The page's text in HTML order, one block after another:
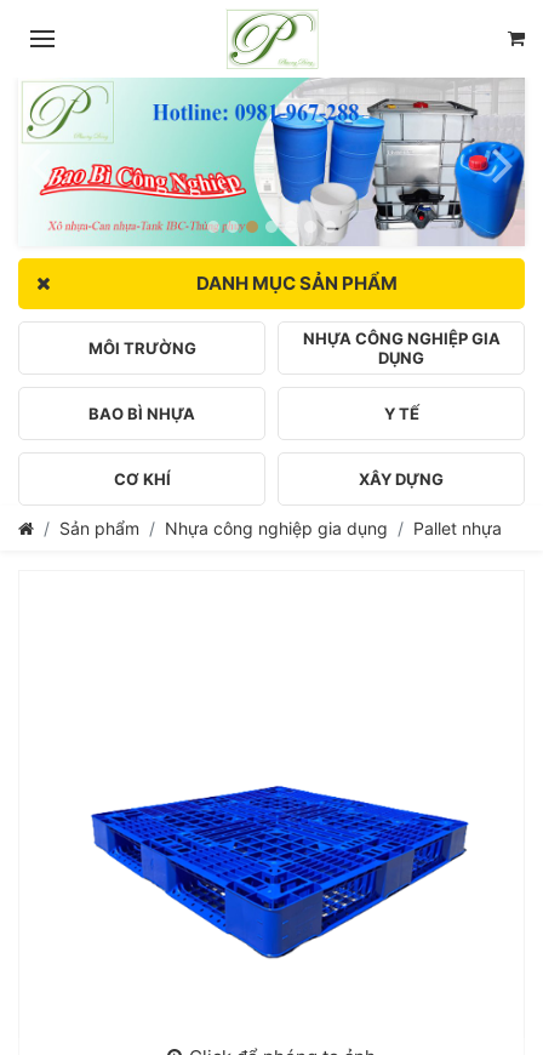
DANH MỤC SẢN PHẨM
MÔI TRƯỜNG
NHỰA CÔNG NGHIỆP GIA
DỤNG
BAO BÌ NHỰA Y TẾ
CƠ KHÍ XÂY DỰNG
Sản phẩm Nhựa công nghiệp gia dụng Pallet nhựa